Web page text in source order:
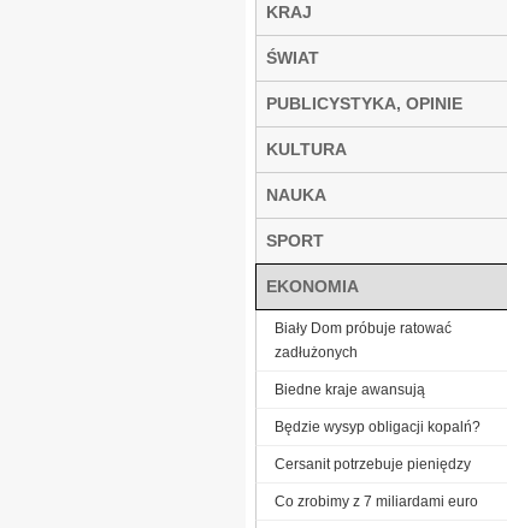
KRAJ
ŚWIAT
PUBLICYSTYKA, OPINIE
KULTURA
NAUKA
SPORT
EKONOMIA
Biały Dom próbuje ratować
zadłużonych
Biedne kraje awansują
Będzie wysyp obligacji kopalń?
Cersanit potrzebuje pieniędzy
Co zrobimy z 7 miliardami euro